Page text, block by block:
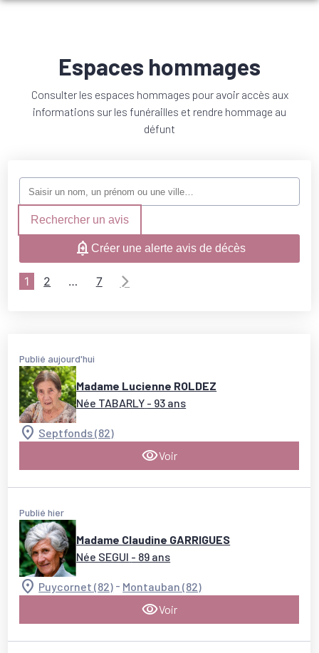
ORGANISER DES OBSÈQUES
PRÉVOIR SES OBSÈQUES
ARTICLES FUNÉRAIRES
NOTRE HISTOIRE
NOS AGENCES
AGENCE MOLIÈRES
NOTRE CHAMBRE FUNERAIRE
NOS ARTICLES
ESPACES HOMMAGES
COMMANDER UNE PLAQUE FUNÉRAIRE EN LIGNE
Espaces hommages
Consulter les espaces hommages pour avoir accès aux
informations sur les funérailles et rendre hommage au
défunt
Rechercher un avis
Créer une alerte avis de décès
1 2 … 7
Publié aujourd'hui
Madame Lucienne ROLDEZ
Née TABARLY - 93 ans
Septfonds (82)
Voir
Publié hier
Madame Claudine GARRIGUES
Née SEGUI - 89 ans
Puycornet (82) - Montauban (82)
Voir